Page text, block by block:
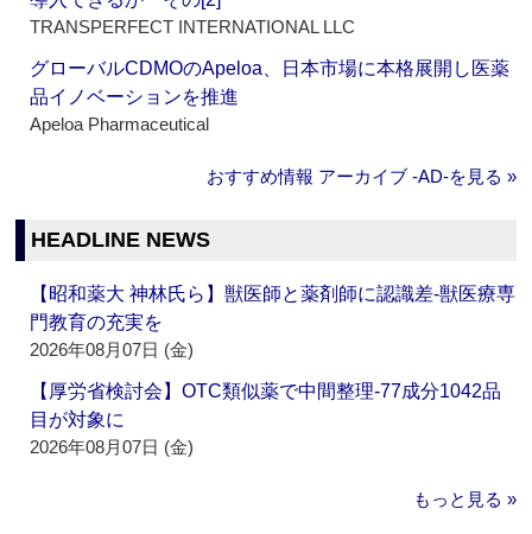
TRANSPERFECT INTERNATIONAL LLC
グローバルCDMOのApeloa、日本市場に本格展開し医薬
品イノベーションを推進
Apeloa Pharmaceutical
おすすめ情報 アーカイブ ‐AD‐を見る »
HEADLINE NEWS
【昭和薬大 神林氏ら】獣医師と薬剤師に認識差‐獣医療専
門教育の充実を
2026年08月07日 (金)
【厚労省検討会】OTC類似薬で中間整理‐77成分1042品
目が対象に
2026年08月07日 (金)
もっと見る »